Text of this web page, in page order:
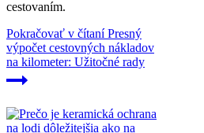
cestovaním.
Pokračovať v čítaníPresný
výpočet cestovných nákladov
na kilometer: Užitočné rady